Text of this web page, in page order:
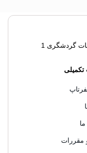
گردشگری 1
تکمیلی
مقررات